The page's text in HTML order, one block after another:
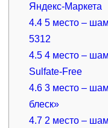
Яндекс-Маркета
4.4 5 место –
5312
4.5 4 место –
Sulfate-Free
4.6 3 место –
блеск»
4.7 2 место –